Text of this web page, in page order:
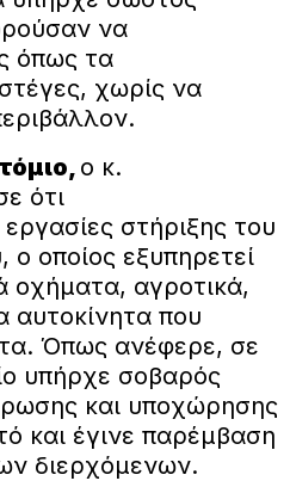
να
όπως τα
χωρίς να
ο κ.
ότι
στήριξης του
οποίος εξυπηρετεί
οχήματα, αγροτικά,
αυτοκίνητα που
Όπως ανέφερε, σε
υπήρχε σοβαρός
και υποχώρησης
και έγινε παρέμβαση
διερχόμενων.